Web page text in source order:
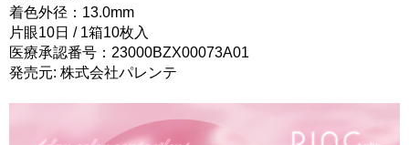
着色外径：13.0mm
片眼10日 / 1箱10枚入
医療承認番号：23000BZX00073A01
発売元: 株式会社パレンテ